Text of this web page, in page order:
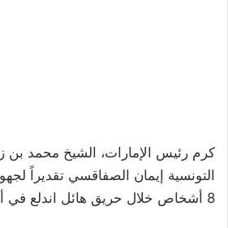
كرم رئيس الإمارات، الشيخ محمد بن
التونسية إيمان الصفاقسي تقديراً
8 أشخاص خلال حريق هائل اندلع في أبو ظبي عام 2022.